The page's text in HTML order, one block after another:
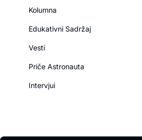
Kolumna
Edukativni Sadržaj
Vesti
Priče Astronauta
Intervjui